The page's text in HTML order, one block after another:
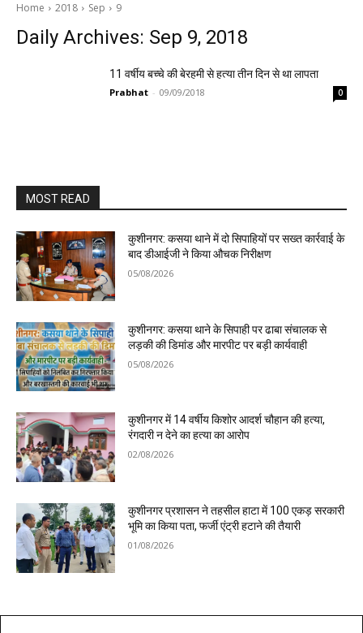
Home 2018 Sep 9
Daily Archives: Sep 9, 2018
11 वर्षीय बच्चे की बेरहमी से हत्या तीन दिन से था लापता
Prabhat - 09/09/2018 0
MOST READ
कुशीनगर: कसया थाने में दो सिपाहियों पर सख्त कार्रवाई के
बाद डीआईजी ने किया औचक निरीक्षण
05/08/2026
कुशीनगर: कसया थाने के सिपाही पर ढाबा संचालक से
लड़की की डिमांड और मारपीट पर बड़ी कार्यवाही
05/08/2026
कुशीनगर में 14 वर्षीय किशोर आदर्श चौहान की हत्या,
रंगदारी न देने का हत्या का आरोप
02/08/2026
कुशीनगर प्रशासन ने तहसील हाटा में 100 एकड़ सरकारी
भूमि का किया पता, फर्जी एंट्री हटाने की तैयारी
01/08/2026